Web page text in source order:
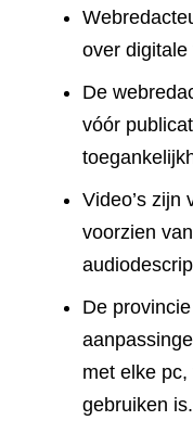
over digitale
De
vóór
Video’s zijn
voorzien
De
met elke
gebruiken is.